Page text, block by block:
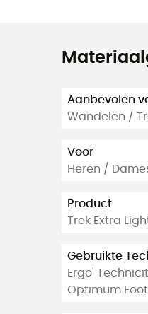
Aanbevolen
Wandelen /
Voor
Heren /
Product
Trek Extra
Gebruikte
Ergo'
Optimum Foot